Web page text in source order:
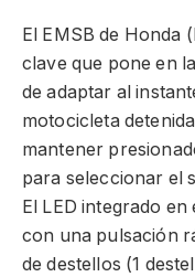
El EMSB de Honda
clave que pone en
de adaptar al
motocicleta
mantener
para seleccionar el
El LED integrado
con una pulsación
de destellos (1